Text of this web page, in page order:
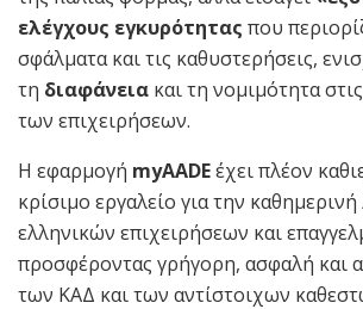
ελέγχους εγκυρότητας που
σφάλματα και τις καθυστερήσεις,
τη διαφάνεια και τη νομιμότητα
των επιχειρήσεων.
Η εφαρμογή myAADEέχει πλέον
κρίσιμο εργαλείο για την
ελληνικών επιχειρήσεων και
προσφέροντας γρήγορη, ασφαλή και
των ΚΑΔ και των αντίστοιχων